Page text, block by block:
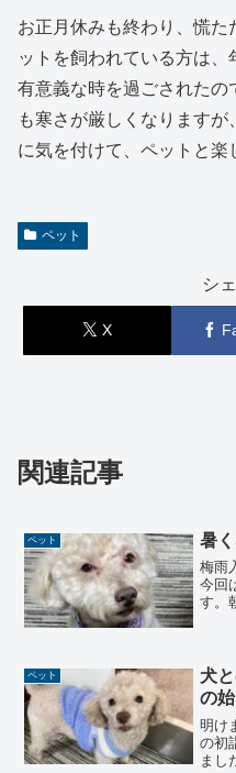
お正月休みも終わり、慌
ットを飼われている方は、
有意義な時を過ごされたの
も寒さが厳しくなります
に気を付けて、ペットと楽
ペット
シ
X
関連記事
ペット 暑
梅雨
今回
す。
そう
ペット
犬
の
明け
の初
まし